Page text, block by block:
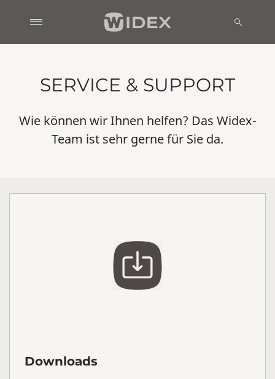
SERVICE & SUPPORT
Wie können wir Ihnen helfen? Das Widex-
Team ist sehr gerne für Sie da.
Downloads